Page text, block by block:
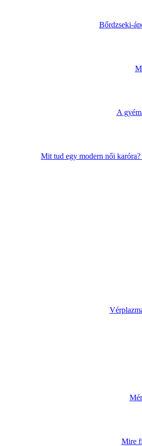
Bőrdzseki-
A
Mit tud egy modern női
Mire